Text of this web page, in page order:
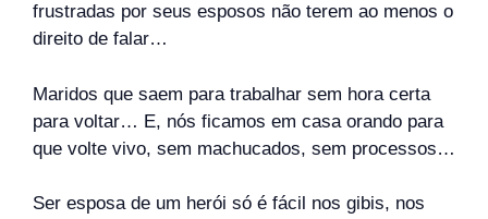
frustradas por seus esposos não terem ao menos o
direito de falar…
Maridos que saem para trabalhar sem hora certa
para voltar… E, nós ficamos em casa orando para
que volte vivo, sem machucados, sem processos…
Ser esposa de um herói só é fácil nos gibis, nos